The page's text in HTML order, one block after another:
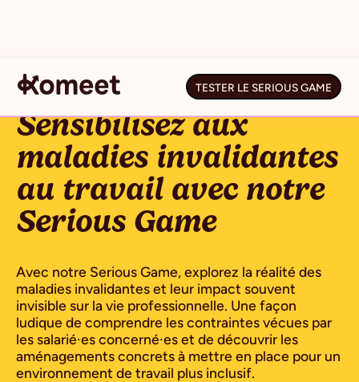
TESTER LE SERIOUS GAME
Sensibilisez aux
maladies invalidantes
au travail avec notre
Serious Game
Avec notre Serious Game, explorez la réalité des
maladies invalidantes et leur impact souvent
invisible sur la vie professionnelle. Une façon
ludique de comprendre les contraintes vécues par
les salarié·es concerné·es et de découvrir les
aménagements concrets à mettre en place pour un
environnement de travail plus inclusif.